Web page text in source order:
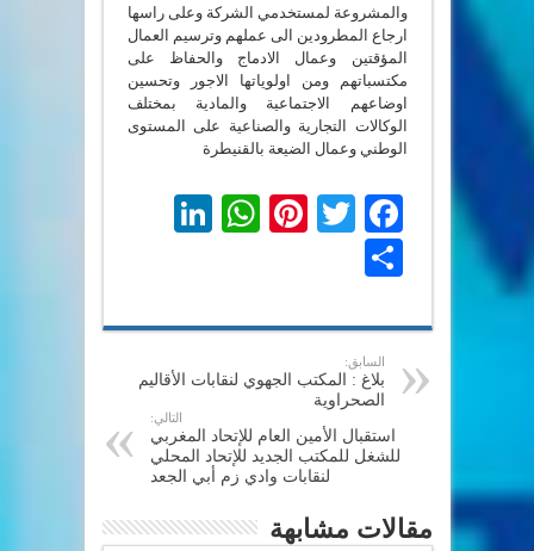
والمشروعة لمستخدمي الشركة وعلى راسها
ارجاع المطرودين الى عملهم وترسيم العمال
المؤقتين وعمال الادماج والحفاظ على
مكتسباتهم ومن اولوياتها الاجور وتحسين
اوضاعهم الاجتماعية والمادية بمختلف
الوكالات التجارية والصناعية على المستوى
الوطني وعمال الضيعة بالقنيطرة
Facebook
Twitter
Pinterest
WhatsApp
السابق:
بلاغ : المكتب الجهوي لنقابات الأقاليم
الصحراوية
التالي:
استقبال الأمين العام للإتحاد المغربي
للشغل للمكتب الجديد للإتحاد المحلي
لنقابات وادي زم أبي الجعد
مقالات مشابهة